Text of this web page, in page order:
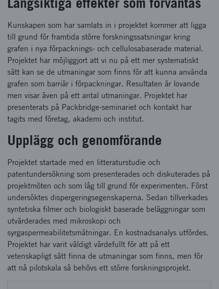
Kunskapen som har samlats in i projektet kommer att ligga
till grund för framtida större forskningssatsningar kring
grafen i nya förpacknings- och cellulosabaserade material.
Projektet har möjliggjort att vi nu på ett mer systematiskt
sätt kan se de utmaningar som finns för att kunna använda
grafen som barriär i förpackningar. Resultaten är lovande
men visar även på ett antal utmaningar. Projektet har
presenterats på Packbridge-seminariet och kontakt har
tagits med företag, akademi och institut.
Upplägg och genomförande
Projektet startade med en litteraturstudie och
patentundersökning som presenterades och diskuterades på
projektmöten och som låg till grund för experimenten. Först
undersöktes dispergeringsegenskaperna. Sedan tillverkades
syntetiska filmer och biologiskt baserade beläggningar som
utvärderades med mikroskopi och
syrgaspermeabilitetsmätningar. En kostnadsanalys utfördes.
Projektet har varit väldigt värdefullt för att på ett
vetenskapligt sätt finna de utmaningar som finns, men för
att nå pilotskala så behövs ett större forskningsprojekt.